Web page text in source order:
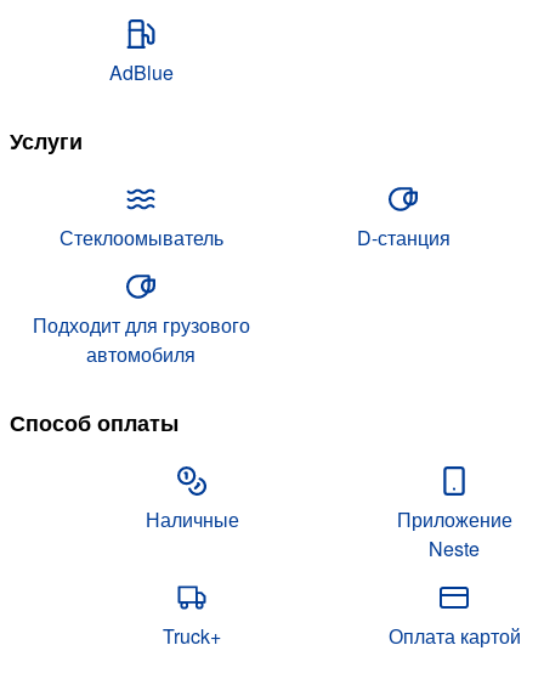
AdBlue
Услуги
Стеклоомыватель D-станция
Подходит для грузового
автомобиля
Способ оплаты
Наличные
Приложение
Neste
Truck+ Оплата картой